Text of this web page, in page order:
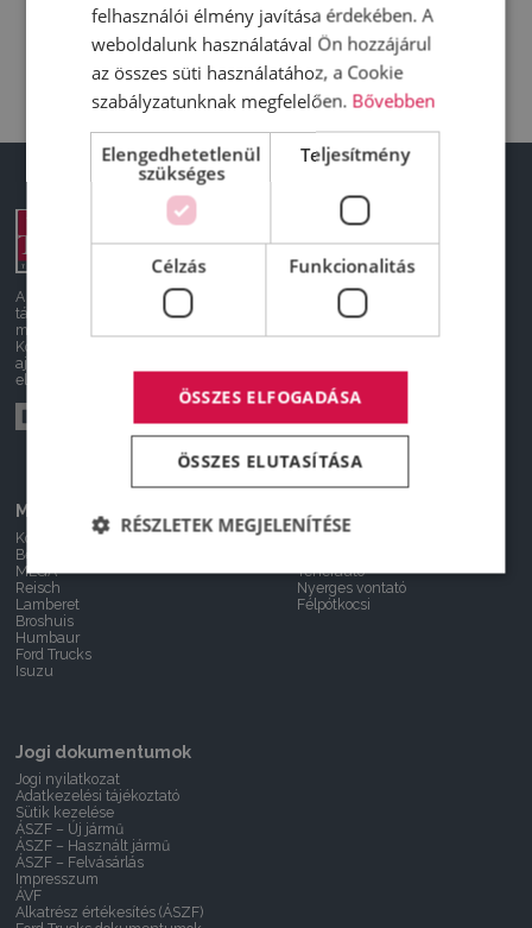
A honlapon feltüntetett árak
tájékoztató jellegűek, nem
minősülnek ajánlattételnek.
Konkrét, személyreszabott
ajánlatokért keressen minket
elérhetőségeinken.
DeltaTruck
Új járművek
Használt
Készletről újat
Szerviz
Kapcsolat
Truck News
Karrier
Márkáink
Kögel
Benalu
MEGA
Reisch
Lamberet
Broshuis
Humbaur
Ford Trucks
Isuzu
Használt járművek
Furgon
Teherautó
Nyerges vontató
Félpótkocsi
Jogi dokumentumok
Jogi nyilatkozat
Adatkezelési tájékoztató
Sütik kezelése
ÁSZF – Új jármű
ÁSZF – Használt jármű
ÁSZF – Felvásárlás
Impresszum
ÁVF
Alkatrész értékesítés (ÁSZF)
felhasználói élmény javítása érdekében. A
weboldalunk használatával Ön hozzájárul
az összes süti használatához, a Cookie
szabályzatunknak megfelelően. Bővebben
Elengedhetetlenül
szükséges
Teljesítmény
Célzás Funkcionalitás
ÖSSZES ELFOGADÁSA
ÖSSZES ELUTASÍTÁSA
RÉSZLETEK MEGJELENÍTÉSE